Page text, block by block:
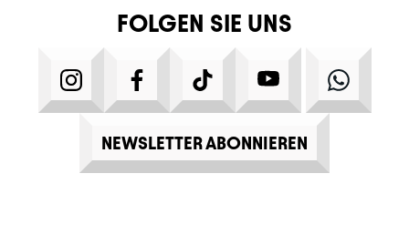
FOLGEN SIE UNS
INSTAGRAMFACEBOOKTIKTOK YOUTUBE
NEWSLETTER ABONNIEREN